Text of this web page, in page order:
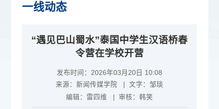
一线动态
“遇见巴山蜀水”泰国中学生汉语桥春
令营在学校开营
发布时间：2026年03月20日 10:08
来源： 新闻传媒学院 | 文字： 邹琰
编辑： 雷四维 | 审核： 韩笑